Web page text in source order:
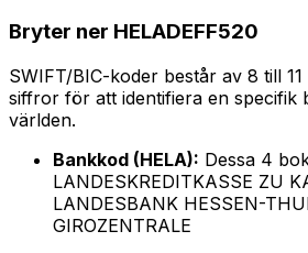
Bryter ner HELADEFF520
SWIFT/BIC-koder består av 8 till
siffror för att identifiera en specifik
världen.
Bankkod (HELA): Dessa 4
LANDESKREDITKASSE ZU
LANDESBANK HESSEN-
GIROZENTRALE